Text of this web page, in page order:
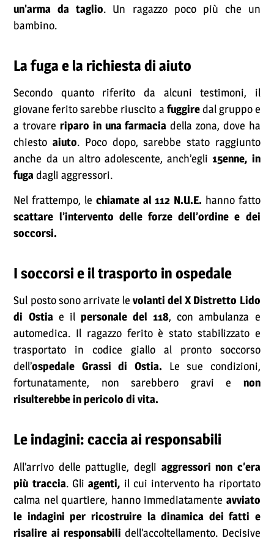
un’arma da taglio. Un ragazzo poco più che un
bambino.
La fuga e la richiesta di aiuto
Secondo quanto riferito da alcuni testimoni, il
giovane ferito sarebbe riuscito a fuggiredal gruppo e
a trovare riparo in una farmaciadella zona, dove ha
chiestoaiuto. Poco dopo, sarebbe stato raggiunto
anche da un altro adolescente, anch’egli15enne, in
fugadagli aggressori.
Nel frattempo, le chiamate al 112 N.U.E. hanno fatto
scattare l’intervento delle forze dell’ordine e dei
soccorsi.
I soccorsi e il trasporto in ospedale
Sul posto sono arrivate levolanti del X Distretto Lido
di Ostiae il personale del 118, con ambulanza e
automedica. Il ragazzo ferito è stato stabilizzato e
trasportato in codice giallo al pronto soccorso
dell’ospedale Grassi di Ostia. Le sue condizioni,
fortunatamente, non sarebbero gravi e non
risulterebbe in pericolo di vita.
Le indagini: caccia ai responsabili
All’arrivo delle pattuglie, degli aggressori non c’era
più traccia. Gli agenti, il cui intervento ha riportato
calma nel quartiere, hanno immediatamente avviato
le indagini per ricostruire la dinamica dei fatti e
risalire ai responsabili dell’accoltellamento. Decisive